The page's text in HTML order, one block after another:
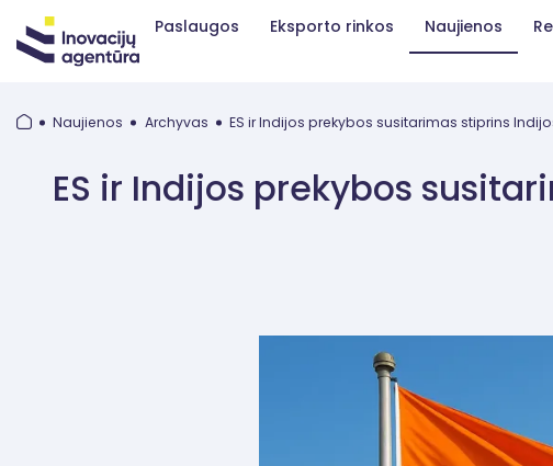
Paslaugos Eksporto rinkos Naujienos
Naujienos Archyvas ES ir Indijos prekybos susitarimas stiprins
ES ir Indijos prekybos